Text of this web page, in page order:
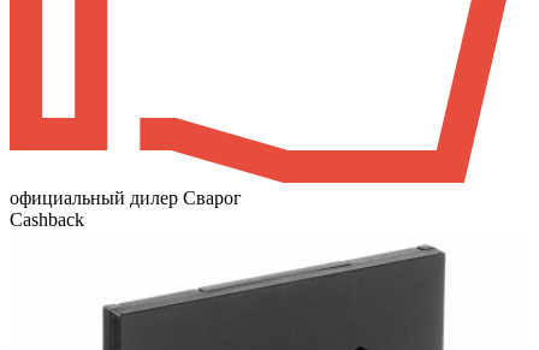
официальный дилер Сварог
Cashback